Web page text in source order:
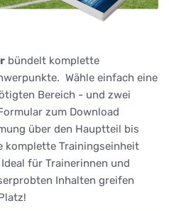
bündelt komplette
Wähle einfach eine
Bereich - und zwei
zum Download
über den Hauptteil bis
komplette Trainingseinheit
für Trainerinnen und
Inhalten greifen